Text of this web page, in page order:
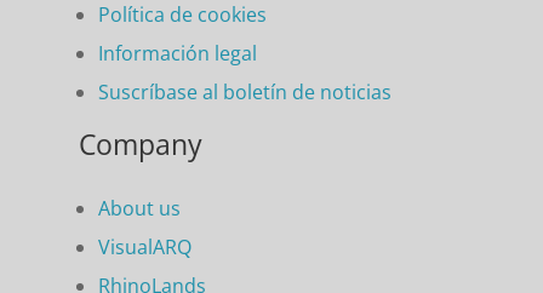
Política de cookies
Información legal
Suscríbase al boletín de noticias
Company
About us
VisualARQ
RhinoLands